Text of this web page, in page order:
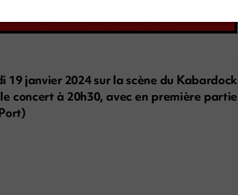
janvier 2024 sur la scène du Kabardock
concert à 20h30, avec en première partie